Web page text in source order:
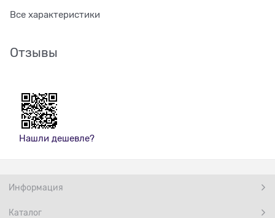
Все характеристики
Отзывы
Нашли дешевле?
Информация
Каталог